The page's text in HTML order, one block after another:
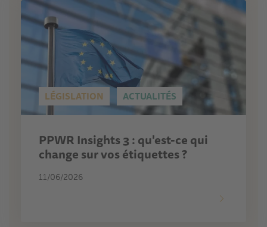
LÉGISLATION ACTUALITÉS
PPWR Insights 3 : qu'est-ce qui
change sur vos étiquettes ?
11/06/2026